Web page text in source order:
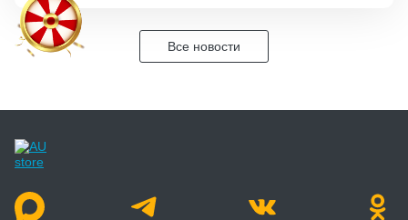
Все новости